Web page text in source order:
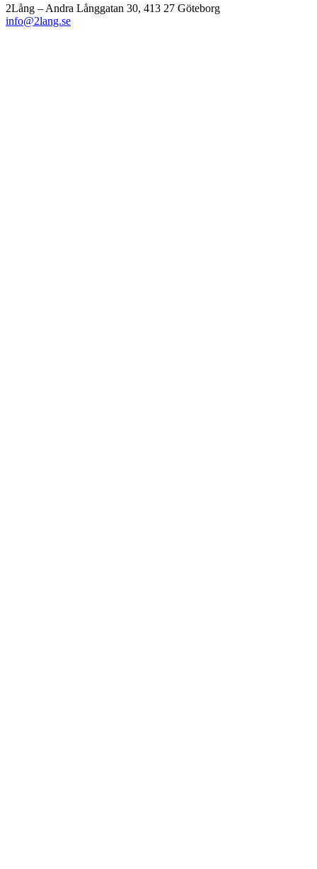
2Lång – Andra Långgatan 30, 413 27 Göteborg
info@2lang.se